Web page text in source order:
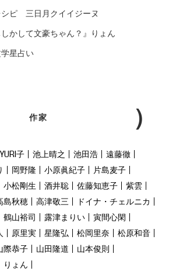
ピ 三日月クイイジーヌ
かして文豪ちゃん？』りょん
星占い
作家
子 池上晴之 池田浩
遠藤徹
岡野隆 小原眞紀子
片島麦子
小松剛生 酒井聡 佐藤知恵子
紫雲
島秋穂 高津敬三
ドイナ・チェルニカ
鶴山裕司 露津まりい
寅間心閑
原里実 星隆弘 松岡里奈
松原和音
際恭子 山田隆道
山本俊則
りょん